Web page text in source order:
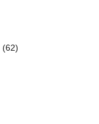
(62)